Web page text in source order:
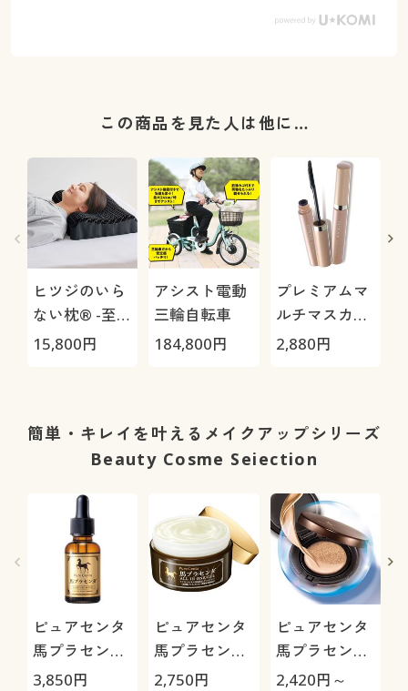
この商品を見た人は他に…
ヒツジのいら
ない枕® -至
極-
15,800円
アシスト電動
三輪自転車
184,800円
プレミアムマ
ルチマスカラ
(2本組)/コー
2,880円
簡単・キレイを叶えるメイクアップシリーズ
Beauty Cosme Seiection
ピュアセンタ
馬プラセンタ/
美容液
3,850円
ピュアセンタ
馬プラセンタ
オールインワ
2,750円
ピュアセンタ
馬プラセンタ
クッションBB
2,420円～